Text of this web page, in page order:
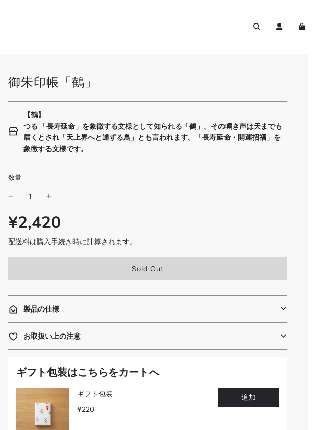
御朱印帳「鶴」
【鶴】
つる 「長寿延命」を象徴する文様として知られる「鶴」。その鳴き声は天までも
届くとされ「天上界へと通ずる鳥」とも言われます。「長寿延命・開運招福」を
象徴する文様です。
数量
SALE
PRICE
通
常
価
格
¥2,420
配送料は購入手続き時に計算されます。
読
み
Sold Out
製品の仕様
お取扱い上の注意
ギフト包装はこちらをカートへ